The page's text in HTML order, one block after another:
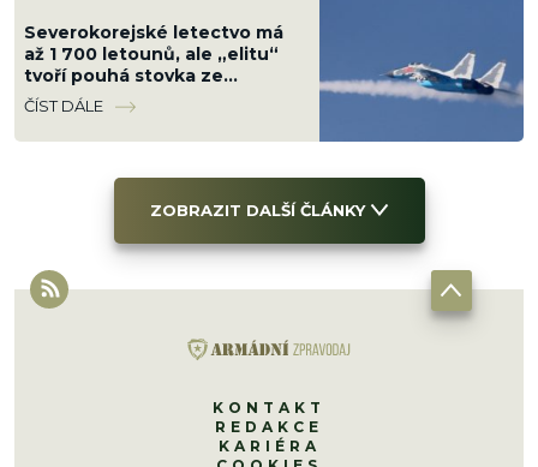
Severokorejské letectvo má
až 1 700 letounů, ale „elitu“
tvoří pouhá stovka ze
sovětských 80. let.
Podceňovat ho nelze
ČÍST DÁLE
ZOBRAZIT DALŠÍ ČLÁNKY
KONTAKT
REDAKCE
KARIÉRA